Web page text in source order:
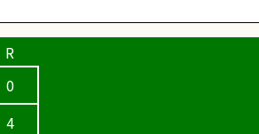
0
4